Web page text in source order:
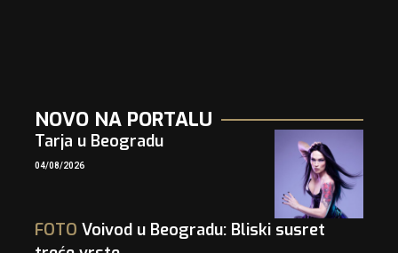
NOVO NA PORTALU
Tarja u Beogradu
04/08/2026
FOTO Voivod u Beogradu: Bliski susret